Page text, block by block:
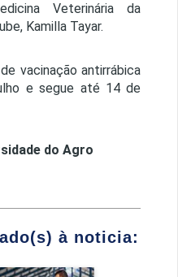
Veterinária da
Kamilla Tayar.
vacinação antirrábica
e segue até 14 de
do Agro
à noticia: